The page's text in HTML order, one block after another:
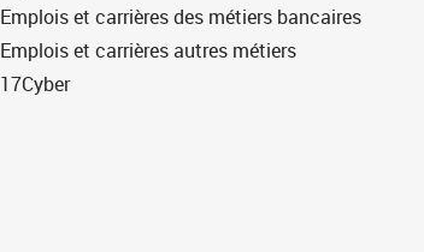
Emplois et carrières des métiers bancaires
Emplois et carrières autres métiers
17Cyber